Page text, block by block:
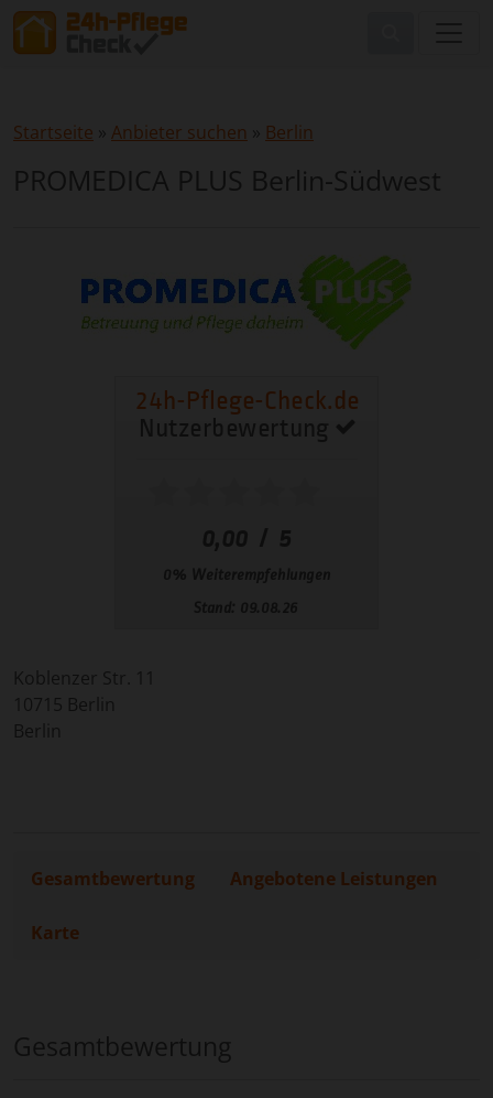
Startseite » Anbieter suchen » Berlin
PROMEDICA PLUS Berlin-Südwest
Koblenzer Str. 11
10715 Berlin
Berlin
Gesamtbewertung Angebotene Leistungen
Karte
Gesamtbewertung